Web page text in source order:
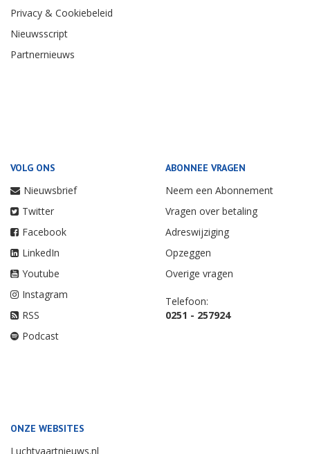
Privacy & Cookiebeleid
Nieuwsscript
Partnernieuws
VOLG ONS
Nieuwsbrief
Twitter
Facebook
LinkedIn
Youtube
Instagram
RSS
Podcast
ABONNEE VRAGEN
Neem een Abonnement
Vragen over betaling
Adreswijziging
Opzeggen
Overige vragen
Telefoon:
0251 - 257924
ONZE WEBSITES
Luchtvaartnieuws.nl